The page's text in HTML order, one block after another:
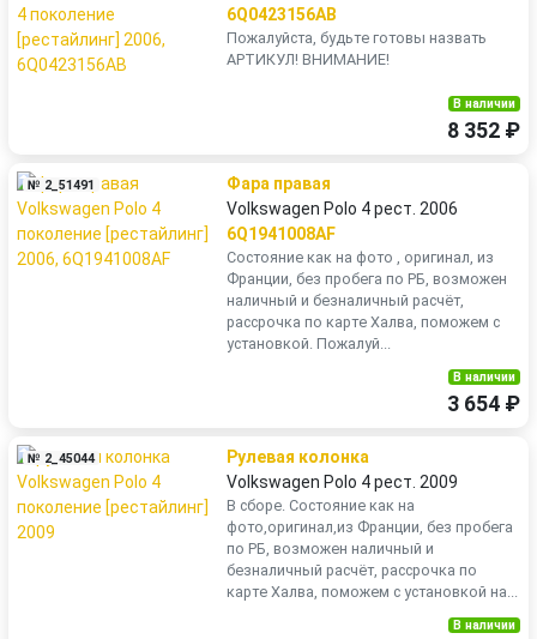
6Q0423156AB
Пожалуйста, будьте готовы назвать
АРТИКУЛ! ВНИМАНИЕ!
В наличии
8 352 ₽
№ 2_51491
Фара правая
Volkswagen Polo 4 рест. 2006
6Q1941008AF
Состояние как на фото , оригинал, из
Франции, без пробега по РБ, возможен
наличный и безналичный расчёт,
рассрочка по карте Халва, поможем с
установкой. Пожалуй...
В наличии
3 654 ₽
№ 2_45044
Рулевая колонка
Volkswagen Polo 4 рест. 2009
В сборе. Состояние как на
фото,оригинал,из Франции, без пробега
по РБ, возможен наличный и
безналичный расчёт, рассрочка по
карте Халва, поможем с установкой на...
В наличии